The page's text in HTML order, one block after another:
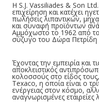
Η S.J. Vassiliades & Son Ltd.
επιχείρηση και κατέχει
πωλήσεις λιπαντικών,
και συναφή προϊόντων
Αμμόχωστο το 1962 από
σύζυγο του Δώρα Πετρίδη
Έχοντας την εμπειρία και
αποκλειστικός
κολοσσούς στο είδος
Texaco, η οποία είναι ο
ενέργειας στον κόσμο,
αναγνωρισμένες